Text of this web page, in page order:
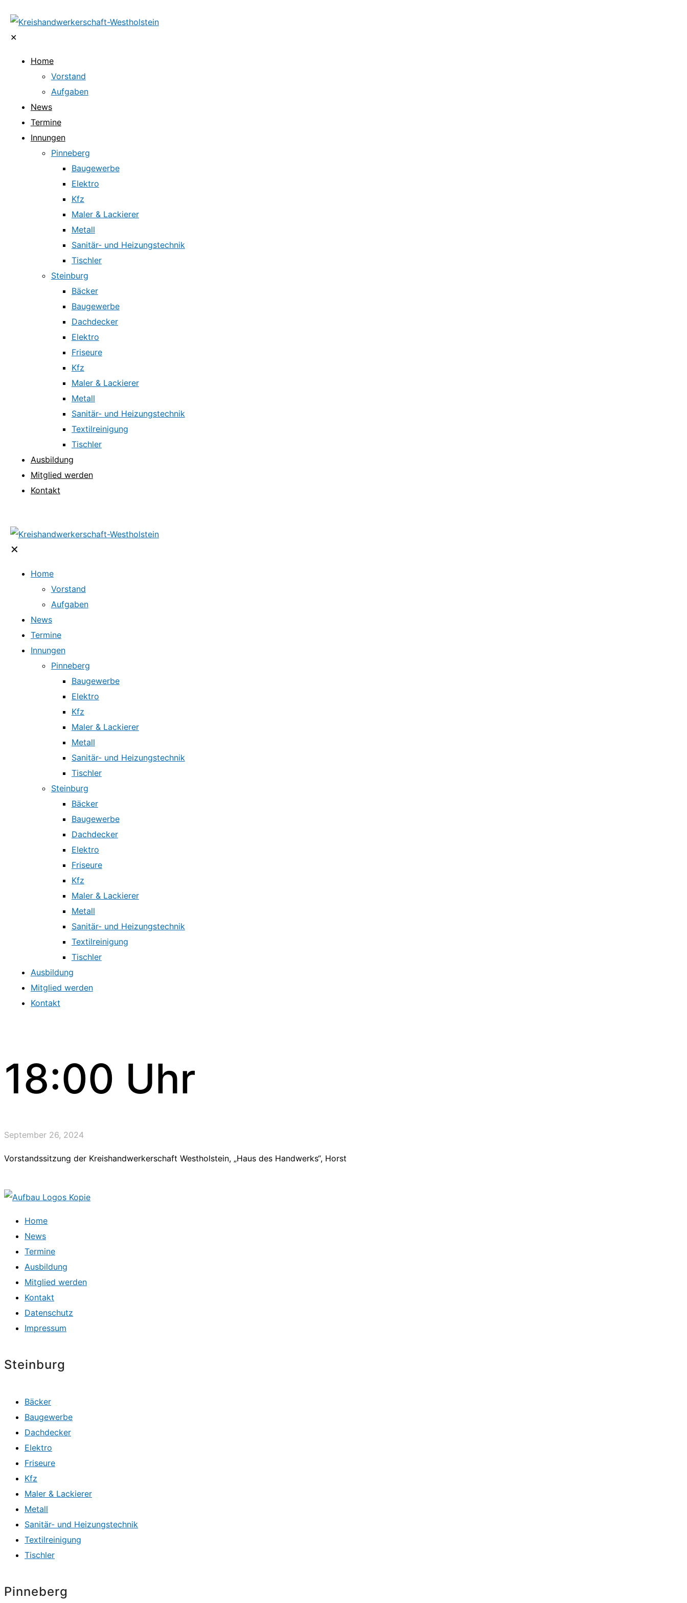
✕
Home
Vorstand
Aufgaben
News
Termine
Innungen
Pinneberg
Baugewerbe
Elektro
Kfz
Maler & Lackierer
Metall
Sanitär- und Heizungstechnik
Tischler
Steinburg
Bäcker
Baugewerbe
Dachdecker
Elektro
Friseure
Kfz
Maler & Lackierer
Metall
Sanitär- und Heizungstechnik
Textilreinigung
Tischler
Ausbildung
Mitglied werden
Kontakt
✕
Home
Vorstand
Aufgaben
News
Termine
Innungen
Pinneberg
Baugewerbe
Elektro
Kfz
Maler & Lackierer
Metall
Sanitär- und Heizungstechnik
Tischler
Steinburg
Bäcker
Baugewerbe
Dachdecker
Elektro
Friseure
Kfz
Maler & Lackierer
Metall
Sanitär- und Heizungstechnik
Textilreinigung
Tischler
Ausbildung
Mitglied werden
Kontakt
18:00 Uhr
September 26, 2024
Vorstandssitzung der Kreishandwerkerschaft Westholstein, „Haus des Handwerks“, Horst
Home
News
Termine
Ausbildung
Mitglied werden
Kontakt
Datenschutz
Impressum
Steinburg
Bäcker
Baugewerbe
Dachdecker
Elektro
Friseure
Kfz
Maler & Lackierer
Metall
Sanitär- und Heizungstechnik
Textilreinigung
Tischler
Pinneberg